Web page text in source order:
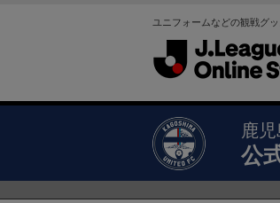
ユニフォームなどの観戦グ
鹿
公